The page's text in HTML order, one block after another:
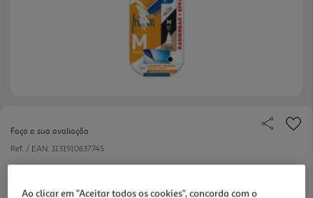
Faça a sua avaliação
Ref. / EAN: 3131910637745
Ao clicar em "Aceitar todos os cookies", concorda com o